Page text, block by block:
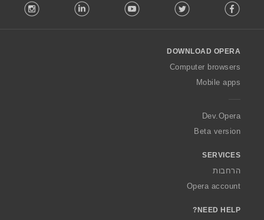
o
w
O
a
Facebook
Twitter
Youtube
LinkedIn
DOWNLOAD OPERA
Computer browsers
Mobile apps
Dev.Opera
Beta version
SERVICES
הרחבות
Opera account
NEED HELP?